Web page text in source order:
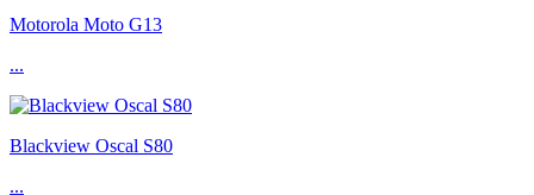
Motorola Moto G13
...
Blackview Oscal S80
...